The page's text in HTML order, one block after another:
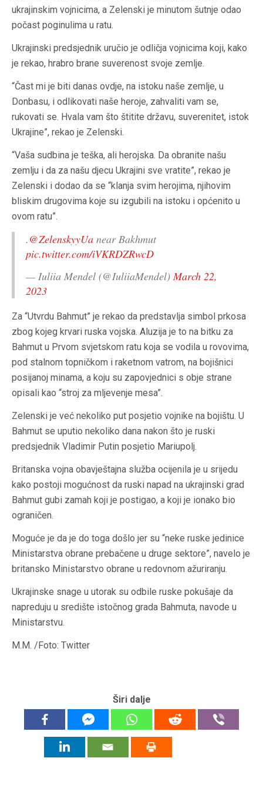
ukrajinskim vojnicima, a Zelenski je minutom šutnje odao
počast poginulima u ratu.
Ukrajinski predsjednik uručio je odličja vojnicima koji, kako
je rekao, hrabro brane suverenost svoje zemlje.
“Čast mi je biti danas ovdje, na istoku naše zemlje, u
Donbasu, i odlikovati naše heroje, zahvaliti vam se,
rukovati se. Hvala vam što štitite državu, suverenitet, istok
Ukrajine”, rekao je Zelenski.
“Vaša sudbina je teška, ali herojska. Da obranite našu
zemlju i da za našu djecu Ukrajini sve vratite”, rekao je
Zelenski i dodao da se “klanja svim herojima, njihovim
bliskim drugovima koje su izgubili na istoku i općenito u
ovom ratu”.
.@ZelenskyyUa near Bakhmut
pic.twitter.com/iVKRDZRwcD
— Iuliia Mendel (@IuliiaMendel)March 22,
2023
Za “Utvrdu Bahmut” je rekao da predstavlja simbol prkosa
zbog kojeg krvari ruska vojska. Aluzija je to na bitku za
Bahmut u Prvom svjetskom ratu koja se vodila u rovovima,
pod stalnom topničkom i raketnom vatrom, na bojišnici
posijanoj minama, a koju su zapovjednici s obje strane
opisali kao “stroj za mljevenje mesa”.
Zelenski je već nekoliko put posjetio vojnike na bojištu. U
Bahmut se uputio nekoliko dana nakon što je ruski
predsjednik Vladimir Putin posjetio Mariupolj.
Britanska vojna obavještajna služba ocijenila je u srijedu
kako postoji mogućnost da ruski napad na ukrajinski grad
Bahmut gubi zamah koji je postigao, a koji je ionako bio
ograničen.
Moguće je da je do toga došlo jer su “neke ruske jedinice
Ministarstva obrane prebačene u druge sektore”, navelo je
britansko Ministarstvo obrane u redovnom ažuriranju.
Ukrajinske snage u utorak su odbile ruske pokušaje da
napreduju u središte istočnog grada Bahmuta, navode u
Ministarstvu.
M.M. /Foto: Twitter
Širi dalje